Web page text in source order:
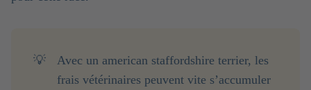
💡
Avec un american staffordshire terrier, les
frais vétérinaires peuvent vite s’accumuler